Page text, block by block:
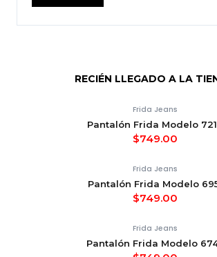
RECIÉN LLEGADO A LA
Frida Jeans
Pantalón Frida Modelo
$749.00
Frida Jeans
Pantalón Frida Modelo
$749.00
Frida Jeans
Pantalón Frida Modelo